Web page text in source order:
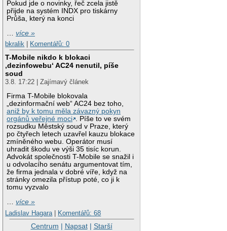
Pokud jde o novinky, řeč zcela jistě
přijde na systém INDX pro tiskárny
Průša, který na konci
…více »
bkralik
Komentářů: 0
T-Mobile nikdo k blokaci
‚dezinfowebu‘ AC24 nenutil, píše
soud
3.8. 17:22 | Zajímavý článek
Firma T-Mobile blokovala
„dezinformační web“ AC24 bez toho,
aniž by k tomu měla závazný pokyn
orgánů veřejné moci . Píše to ve svém
rozsudku Městský soud v Praze, který
po čtyřech letech uzavřel kauzu blokace
zmíněného webu. Operátor musí
uhradit škodu ve výši 35 tisíc korun.
Advokát společnosti T-Mobile se snažil i
u odvolacího senátu argumentovat tím,
že firma jednala v dobré víře, když na
stránky omezila přístup poté, co ji k
tomu vyzvalo
…více »
Ladislav Hagara | Komentářů: 68
Centrum | Napsat| Starší